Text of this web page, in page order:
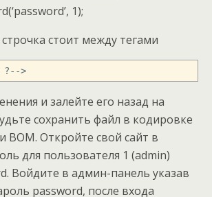
1);
стоит между тегами
?-->
и залейте его назад на
сохранить файл в кодировке
BOM. Откройте свой сайт в
для пользователя 1 (admin)
Войдите в админ-панель указав
password, после входа